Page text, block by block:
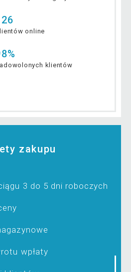
online
klientów
zakupu
3 do 5 dni roboczych
wpłaty